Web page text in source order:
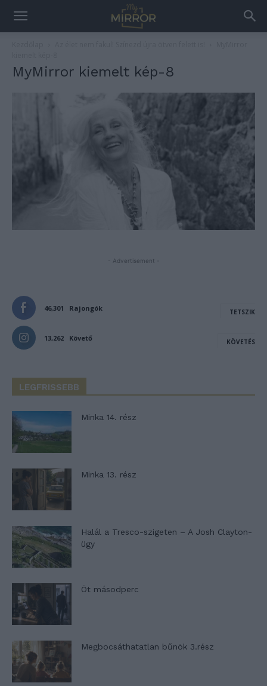
MyMirror kiemelt kép-8
- Advertisement -
46,301 Rajongók TETSZIK
13,262 Követő KÖVETÉS
LEGFRISSEBB
Minka 14. rész
Minka 13. rész
Halál a Tresco-szigeten – A Josh Clayton-
ügy
Öt másodperc
Megbocsáthatatlan bűnök 3.rész